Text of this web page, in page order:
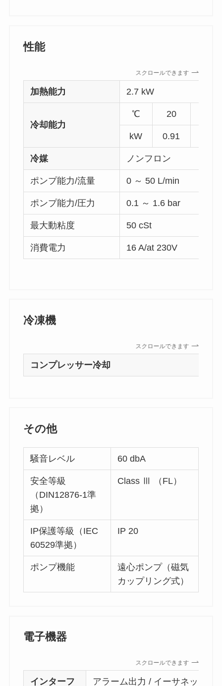
性能
スクロールできます
加熱能力 2.7 kW
冷却能力
℃ 20
kW 0.91
冷媒 ノンフロン
ポンプ能力/流量 0 ～ 50 L/min
ポンプ能力/圧力 0.1 ～ 1.6 bar
最大動粘度 50 cSt
消費電力 16 A/at 230V
冷凍機
スクロールできます
コンプレッサー冷却
その他
騒音レベル 60 dbA
安全等級
（DIN12876-1準
拠）
Class Ⅲ （FL）
IP保護等級（IEC
60529準拠）
IP 20
ポンプ機能
遠心ポンプ（磁気
カップリング式）
電子機器
スクロールできます
インターフ
アラーム出力 / イーサネット /